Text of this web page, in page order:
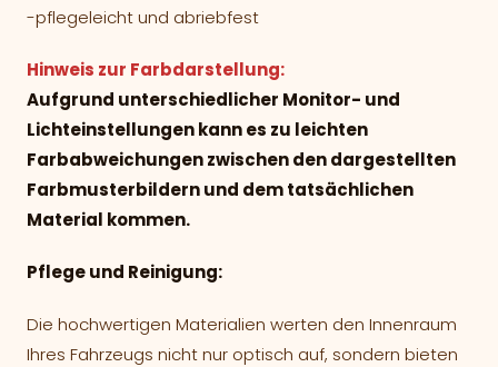
-pflegeleicht und abriebfest
Hinweis zur Farbdarstellung:
Aufgrund unterschiedlicher Monitor- und
Lichteinstellungen kann es zu leichten
Farbabweichungen zwischen den dargestellten
Farbmusterbildern und dem tatsächlichen
Material kommen.
Pflege und Reinigung:
Die hochwertigen Materialien werten den Innenraum
Ihres Fahrzeugs nicht nur optisch auf, sondern bieten